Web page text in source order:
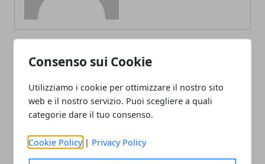
Consenso sui Cookie
Utilizziamo i cookie per ottimizzare il nostro sito
web e il nostro servizio. Puoi scegliere a quali
categorie dare il tuo consenso.
Cookie Policy | Privacy Policy
ARTICOLI CORRELATI